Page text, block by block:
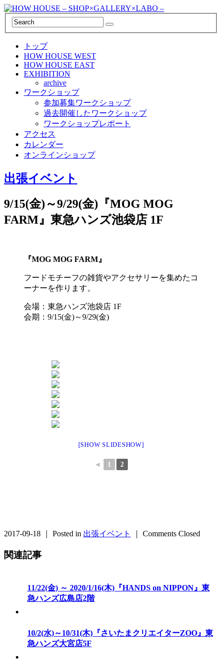
トップ
HOW HOUSE WEST
HOW HOUSE EAST
EXHIBITION
archive
ワークショップ
参加募集ワークショップ
過去開催したワークショップ
ワークショップレポート
アクセス
カレンダー
オンラインショップ
出張イベント
9/15(金)～9/29(金)『MOG MOG
FARM』東急ハンズ池袋店 1F
『MOG MOG FARM』
フードモチーフの雑貨やアクセサリーを集めたコ
ーナーを作ります。
会場：東急ハンズ池袋店 1F
会期：9/15(金)～9/29(金)
[SHOW SLIDESHOW]
◄ 1 2
2017-09-18 ｜ Posted in 出張イベント Comments Closed
関連記事
11/22(金) ～ 2020/1/16(木)『HANDS on NIPPON』東
急ハンズ広島店2階
10/2(水)～10/31(木)『さいたまクリエイターZOO』東
急ハンズ大宮店5F